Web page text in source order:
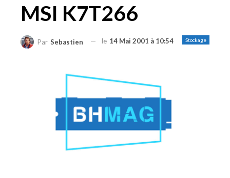
MSI K7T266
Stockage
Par Sebastien le 14 Mai 2001 à 10:54